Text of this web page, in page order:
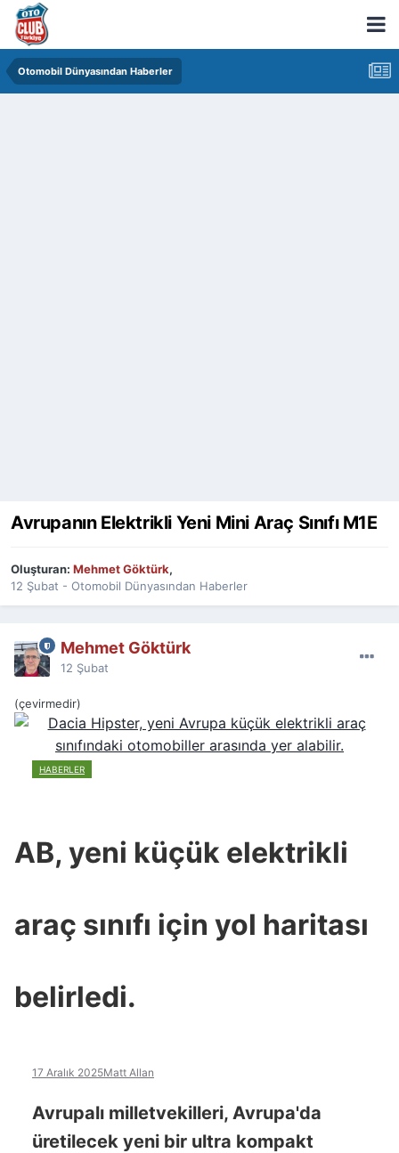
Otomobil Dünyasından Haberler
Avrupanın Elektrikli Yeni Mini Araç Sınıfı M1E
Oluşturan: Mehmet Göktürk,
12 Şubat - Otomobil Dünyasından Haberler
Mehmet Göktürk
12 Şubat
(çevirmedir)
HABERLER
AB, yeni küçük elektrikli
araç sınıfı için yol haritası
belirledi.
17 Aralık 2025Matt Allan
Avrupalı milletvekilleri, Avrupa'da
üretilecek yeni bir ultra kompakt